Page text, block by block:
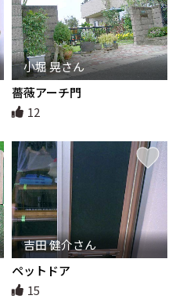
小堀 晃さん
薔薇アーチ門
12
吉田 健介さん
ペットドア
15